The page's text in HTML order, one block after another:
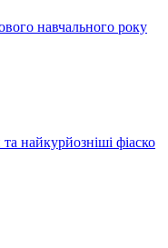
навчального року
найкурйозніші фіаско